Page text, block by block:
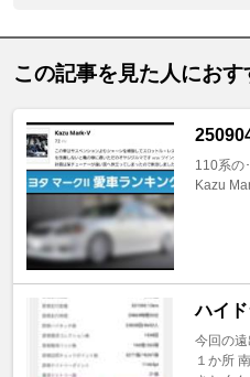
この記事を見た人におす
110系の
Kazu
ハイ
今回の
１か所